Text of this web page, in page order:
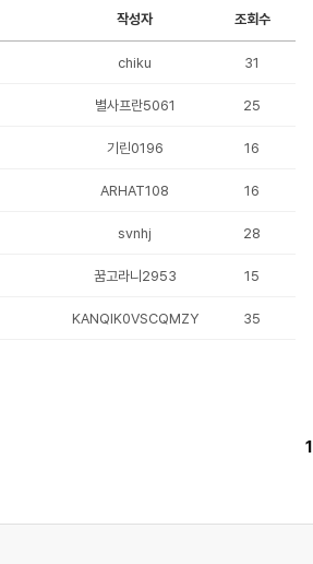
니트 릿지) (멀티팩 정품)
작성자 조회수
chiku 31
별사프란5061 25
기린0196 16
ARHAT108 16
svnhj 28
꿈고라니2953 15
KANQIK0VSCQMZY 35
1